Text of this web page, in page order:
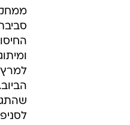
יותר
משבר